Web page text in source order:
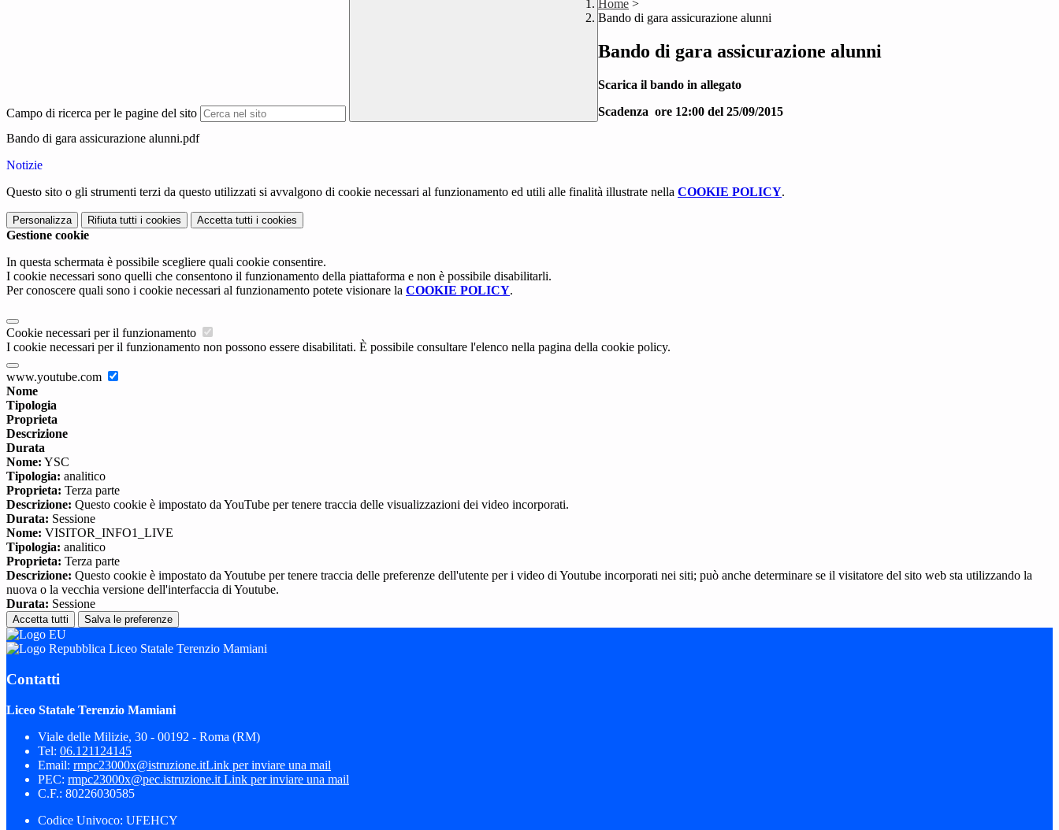
Campo di ricerca per le pagine del sito
Home >
Bando di gara assicurazione alunni
Bando di gara assicurazione alunni
Scarica il bando in allegato
Scadenza ore 12:00 del 25/09/2015
Bando di gara assicurazione alunni.pdf
Notizie
Questo sito o gli strumenti terzi da questo utilizzati si avvalgono di cookie necessari al funzionamento ed utili alle finalità illustrate nella COOKIE POLICY.
Personalizza Rifiuta tutti i cookies Accetta tutti i cookies
Gestione cookie
In questa schermata è possibile scegliere quali cookie consentire.
I cookie necessari sono quelli che consentono il funzionamento della piattaforma e non è possibile disabilitarli.
Per conoscere quali sono i cookie necessari al funzionamento potete visionare la COOKIE POLICY.
Cookie necessari per il funzionamento
I cookie necessari per il funzionamento non possono essere disabilitati. È possibile consultare l'elenco nella pagina della cookie policy.
www.youtube.com
Nome
Tipologia
Proprieta
Descrizione
Durata
Nome: YSC
Tipologia: analitico
Proprieta: Terza parte
Descrizione: Questo cookie è impostato da YouTube per tenere traccia delle visualizzazioni dei video incorporati.
Durata: Sessione
Nome: VISITOR_INFO1_LIVE
Tipologia: analitico
Proprieta: Terza parte
Descrizione: Questo cookie è impostato da Youtube per tenere traccia delle preferenze dell'utente per i video di Youtube incorporati nei siti; può anche determinare se il visitatore del sito web sta utilizzando la
nuova o la vecchia versione dell'interfaccia di Youtube.
Durata: Sessione
Accetta tutti Salva le preferenze
Liceo Statale Terenzio Mamiani
Contatti
Liceo Statale Terenzio Mamiani
Viale delle Milizie, 30 - 00192 - Roma (RM)
Tel: 06.121124145
Email: rmpc23000x@istruzione.itLink per inviare una mail
PEC: rmpc23000x@pec.istruzione.it Link per inviare una mail
C.F.: 80226030585
Codice Univoco: UFEHCY